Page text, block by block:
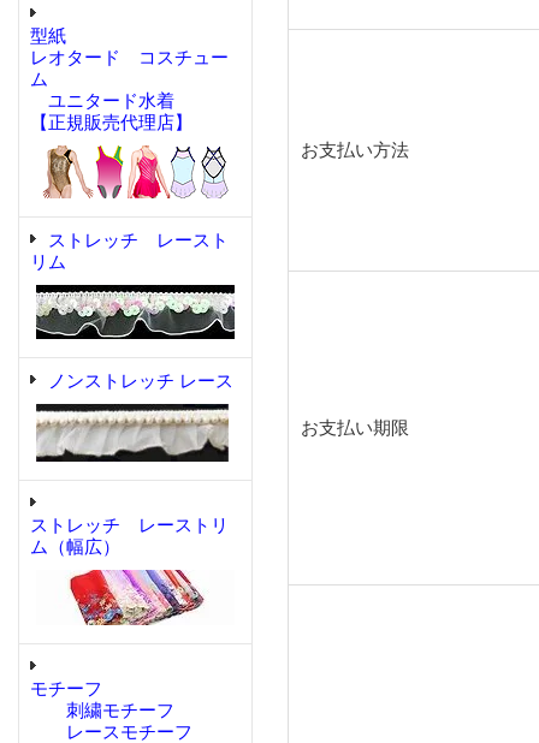
型紙
レオタード コスチュー
ム
ユニタード水着
【正規販売代理店】
ストレッチ レースト
リム
ノンストレッチ レース
ストレッチ レーストリ
ム（幅広）
モチーフ
刺繍モチーフ
レースモチーフ
お支払い方法
お支払い期限